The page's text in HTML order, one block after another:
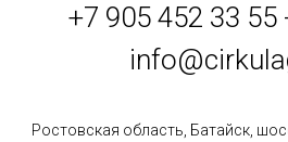
+7 905 452 33 55
Ростовская область, Батайск,